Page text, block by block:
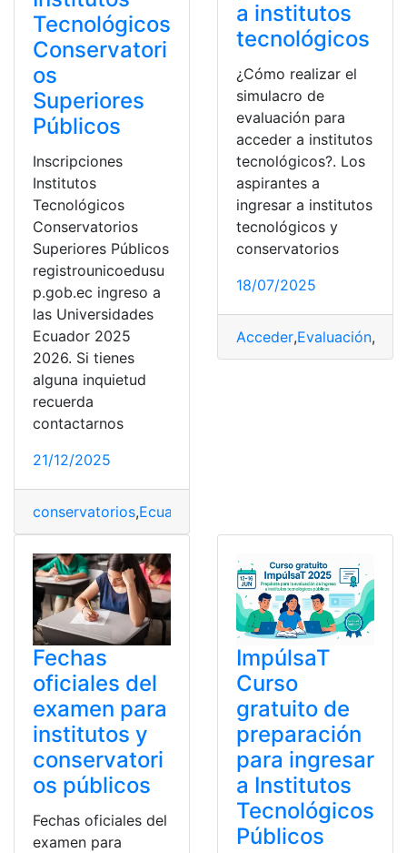
Tecnológicos
Conservatori
os
Superiores
Públicos
Inscripciones
Institutos
Tecnológicos
Conservatorios
Superiores Públicos
registrounicoedusu
p.gob.ec ingreso a
las Universidades
Ecuador 2025
2026. Si tienes
alguna inquietud
recuerda
contactarnos
21/12/2025
conservatorios,Ecuador
a institutos
tecnológicos
¿Cómo realizar el
simulacro de
evaluación para
acceder a institutos
tecnológicos?. Los
aspirantes a
ingresar a institutos
tecnológicos y
conservatorios
18/07/2025
Acceder,Evaluación,
Fechas
oficiales del
examen para
institutos y
conservatori
os públicos
Fechas oficiales del
examen para
ImpúlsaT
Curso
gratuito de
preparación
para ingresar
a Institutos
Tecnológicos
Públicos